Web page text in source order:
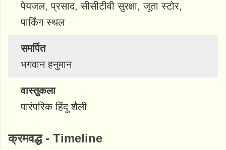
पेयजल, प्रसाद, सीसीटीवी सुरक्षा, जूता स्टोर,
पार्किंग स्थल
समर्पित
भगवान हनुमान
वास्तुकला
पारंपरिक हिंदू शैली
क्रमवद्ध - Timeline